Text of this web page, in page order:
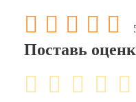
Поставь